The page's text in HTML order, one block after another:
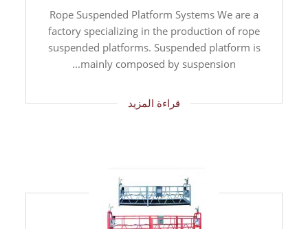
Rope Suspended Platform Systems We are a
factory specializing in the production of rope
suspended platforms. Suspended platform is
mainly composed by suspension...
قراءة المزيد